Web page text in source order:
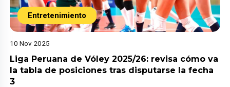
Entretenimiento
10 Nov 2025
Liga Peruana de Vóley 2025/26: revisa cómo va
la tabla de posiciones tras disputarse la fecha
3